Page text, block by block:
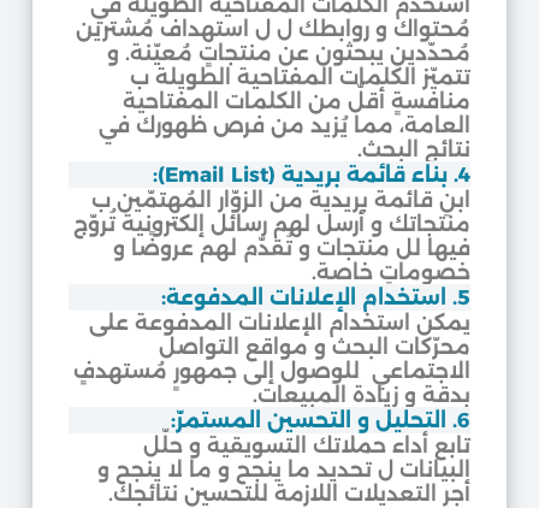
استخدم الكلمات المفتاحية الطويلة في
مُحتواك و روابطك ل ل استهداف مُشترين
مُحدّدين يبحثون عن منتجاتٍ مُعيّنة. و
تتميّز الكلمات المفتاحية الطويلة ب
منافسةٍ أقلّ من الكلمات المفتاحية
العامة، مما يُزيد من فرص ظهورك في
نتائج البحث.
4. بناء قائمة بريدية (Email List):
ابنِ قائمة بريدية من الزوّار المُهتمّين ب
منتجاتك و أرسل لهم رسائل إلكترونية تُروّج
فيها لل منتجات و تُقدّم لهم عروضًا و
خصوماتٍ خاصة.
5. استخدام الإعلانات المدفوعة:
يمكن استخدام الإعلانات المدفوعة على
محرّكات البحث و مواقع التواصل
الاجتماعي للوصول إلى جمهورٍ مُستهدفٍ
بدقة و زيادة المبيعات.
6. التحليل و التحسين المستمرّ:
تابع أداء حملاتك التسويقية و حلّل
البيانات ل تحديد ما ينجح و ما لا ينجح و
أجرِ التعديلات اللازمة للتحسين نتائجك.